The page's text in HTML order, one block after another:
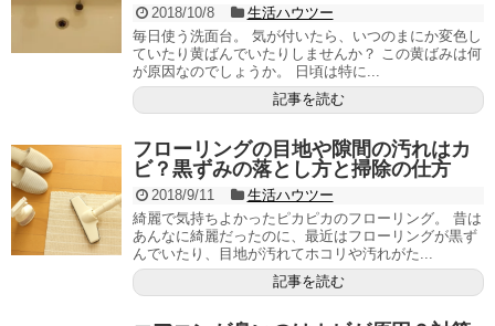
2018/10/8
生活ハウツー
毎日使う洗面台。 気が付いたら、いつのまにか変色し
ていたり黄ばんでいたりしませんか？ この黄ばみは何
が原因なのでしょうか。 日頃は特に...
記事を読む
フローリングの目地や隙間の汚れはカ
ビ？黒ずみの落とし方と掃除の仕方
2018/9/11
生活ハウツー
綺麗で気持ちよかったピカピカのフローリング。 昔は
あんなに綺麗だったのに、最近はフローリングが黒ず
んでいたり、目地が汚れてホコリや汚れがた...
記事を読む